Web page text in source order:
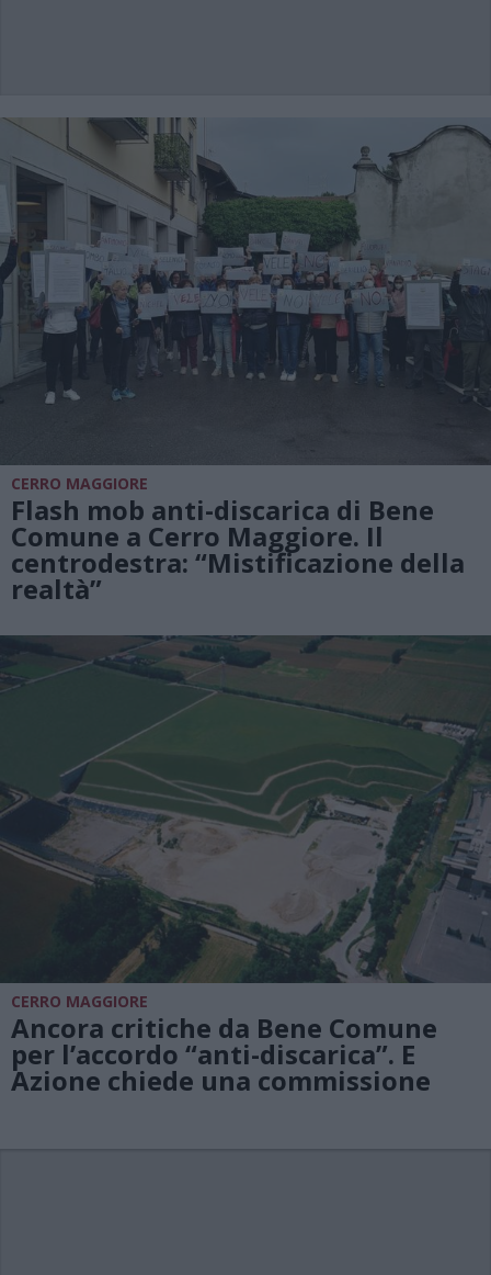
CERRO MAGGIORE
Flash mob anti-discarica di Bene
Comune a Cerro Maggiore. Il
centrodestra: “Mistificazione della
realtà”
CERRO MAGGIORE
Ancora critiche da Bene Comune
per l’accordo “anti-discarica”. E
Azione chiede una commissione